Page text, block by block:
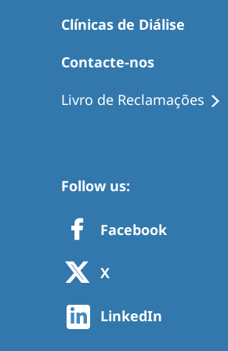
Clínicas de Diálise
Contacte-nos
Livro de Reclamações
Follow us:
Facebook
X
LinkedIn